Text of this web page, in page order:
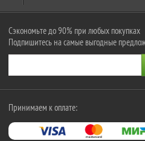
Сэкономьте до 90% при любых покупках
Подпишитесь на самые выгодные
Принимаем к оплате: